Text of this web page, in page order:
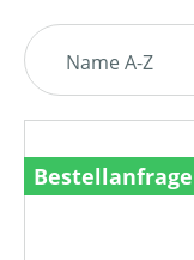
Bestellanfrage